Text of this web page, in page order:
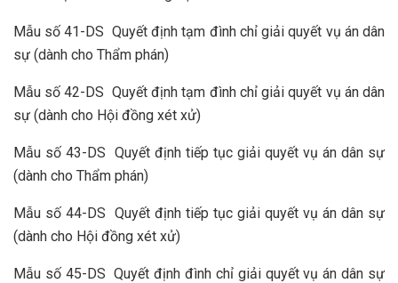
Mẫu số 41-DS Quyết định tạm đình chỉ giải quyết vụ án dân
sự (dành cho Thẩm phán)
Mẫu số 42-DS Quyết định tạm đình chỉ giải quyết vụ án dân
sự (dành cho Hội đồng xét xử)
Mẫu số 43-DS Quyết định tiếp tục giải quyết vụ án dân sự
(dành cho Thẩm phán)
Mẫu số 44-DS Quyết định tiếp tục giải quyết vụ án dân sự
(dành cho Hội đồng xét xử)
Mẫu số 45-DS Quyết định đình chỉ giải quyết vụ án dân sự